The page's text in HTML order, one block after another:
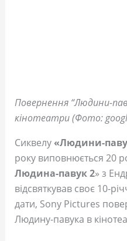
Повернення “Людини-
кінотеатри (Фото:
Сиквелу«Людини-
року виповнюється 20
Людина-павук 2» з
відсвяткував своє 10-
дати, Sony Pictures
Людину-павука в